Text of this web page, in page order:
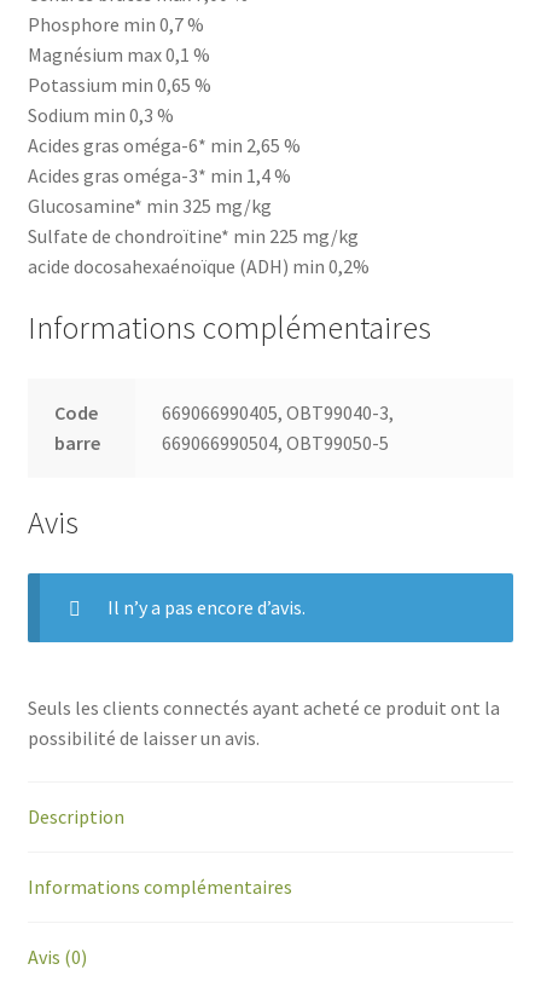
Phosphore min 0,7 %
Magnésium max 0,1 %
Potassium min 0,65 %
Sodium min 0,3 %
Acides gras oméga-6* min 2,65 %
Acides gras oméga-3* min 1,4 %
Glucosamine* min 325 mg/kg
Sulfate de chondroïtine* min 225 mg/kg
acide docosahexaénoïque (ADH) min 0,2%
Informations complémentaires
Code
barre
669066990405, OBT99040-3,
669066990504, OBT99050-5
Avis
Il n’y a pas encore d’avis.
Seuls les clients connectés ayant acheté ce produit ont la
possibilité de laisser un avis.
Description
Informations complémentaires
Avis (0)